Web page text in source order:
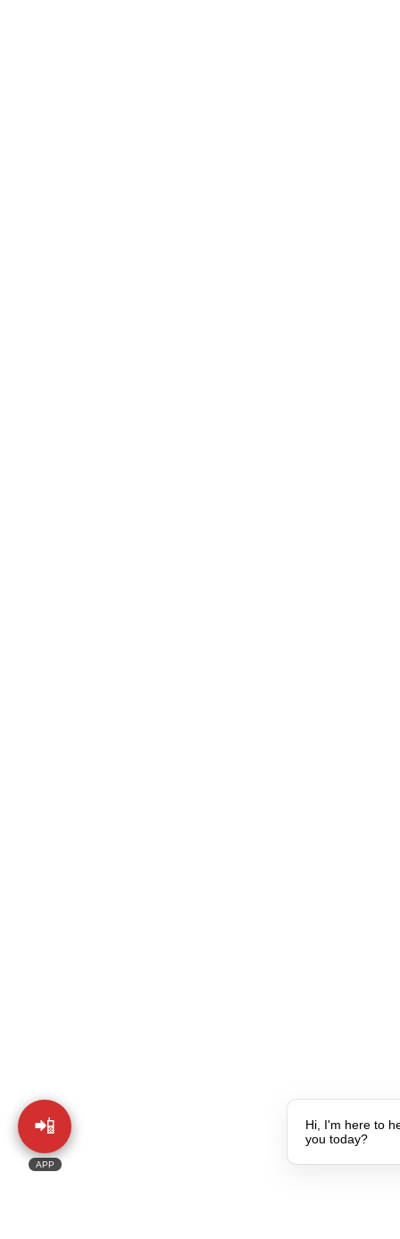
📲
APP
Hi, I'm here to
you today?